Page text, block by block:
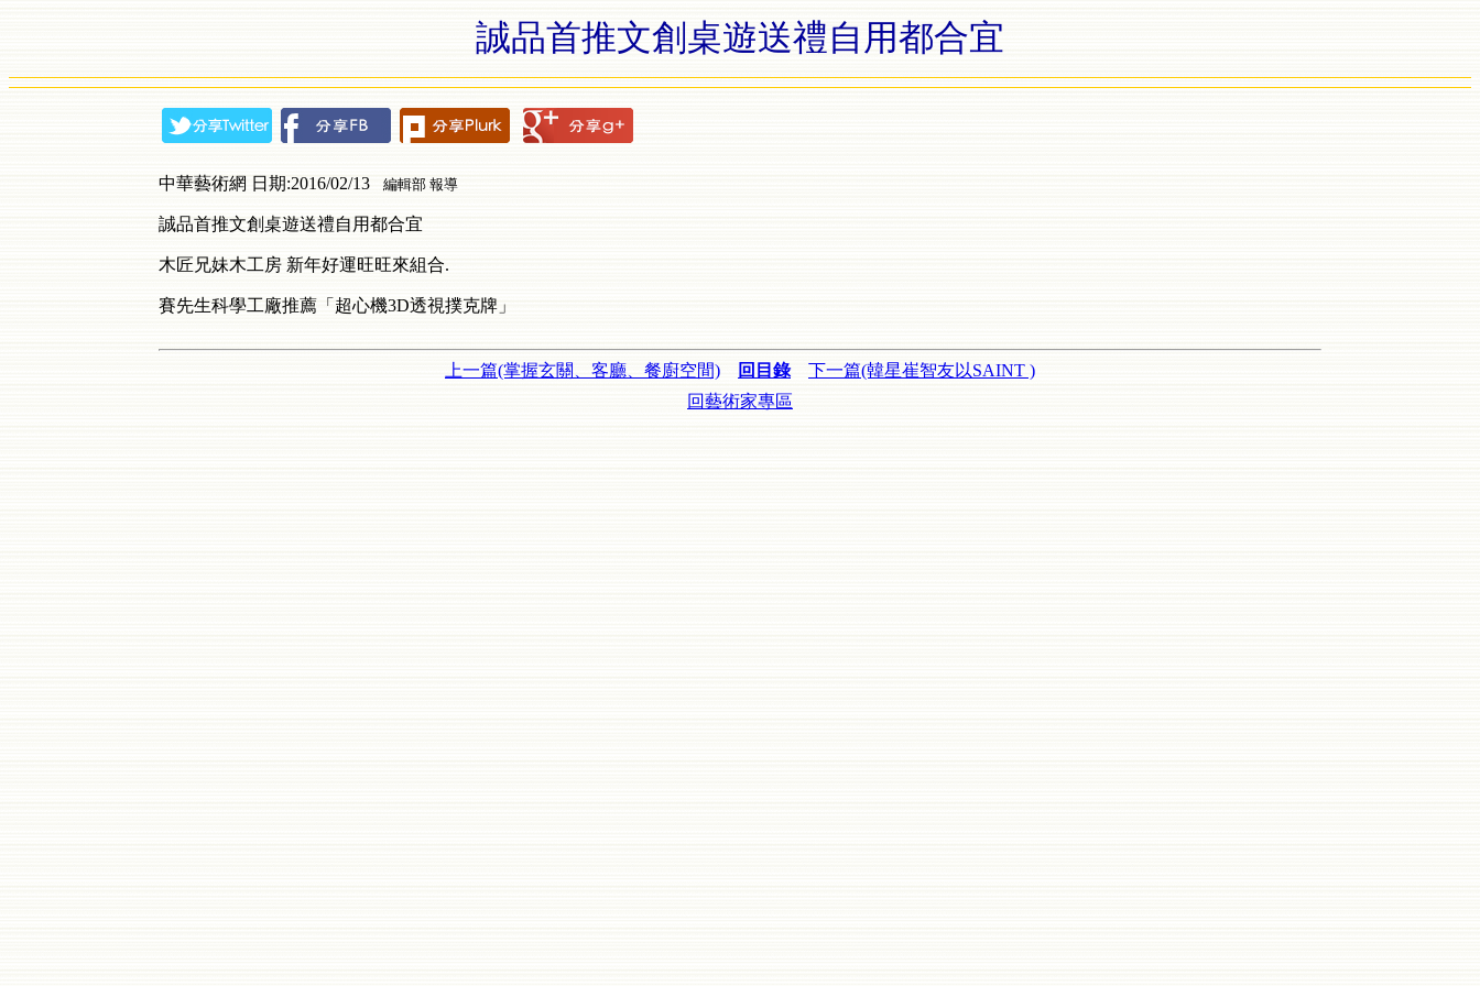
誠品首推文創桌遊送禮自用都合宜
中華藝術網 日期:2016/02/13 編輯部 報導
誠品首推文創桌遊送禮自用都合宜
木匠兄妹木工房 新年好運旺旺來組合.
賽先生科學工廠推薦「超心機3D透視撲克牌」
上一篇(掌握玄關、客廳、餐廚空間) 回目錄
下一篇(韓星崔智友以SAINT )
回藝術家專區